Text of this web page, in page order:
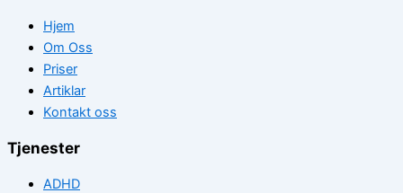
Hjem
Om Oss
Priser
Artiklar
Kontakt oss
Tjenester
ADHD